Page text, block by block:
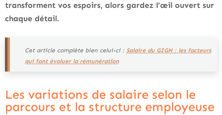
transforment vos espoirs, alors gardez l’œil ouvert sur
chaque détail.
Cet article complète bien celui-ci : Salaire du GIGN : les facteurs
qui font évoluer la rémunération
Les variations de salaire selon le
parcours et la structure employeuse